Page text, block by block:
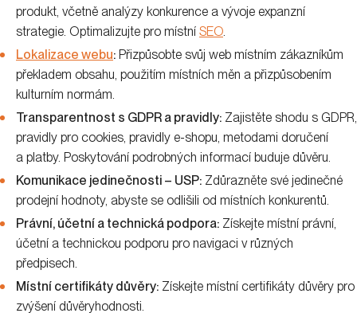
produkt, včetně analýzy konkurence a vývoje expanzní
strategie. Optimalizujte pro místní SEO.
Lokalizace webu: Přizpůsobte svůj web místním zákazníkům
překladem obsahu, použitím místních měn a přizpůsobením
kulturním normám.
Transparentnost s GDPR a pravidly: Zajistěte shodu s GDPR,
pravidly pro cookies, pravidly e-shopu, metodami doručení
a platby. Poskytování podrobných informací buduje důvěru.
Komunikace jedinečnosti – USP: Zdůrazněte své jedinečné
prodejní hodnoty, abyste se odlišili od místních konkurentů.
Právní, účetní a technická podpora: Získejte místní právní,
účetní a technickou podporu pro navigaci v různých
předpisech.
Místní certifikáty důvěry: Získejte místní certifikáty důvěry pro
zvýšení důvěryhodnosti.